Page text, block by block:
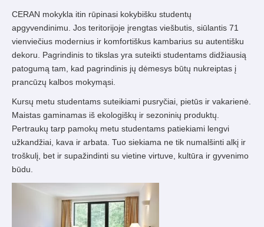
CERAN mokykla itin rūpinasi kokybišku studentų
apgyvendinimu. Jos teritorijoje įrengtas viešbutis, siūlantis 71
vienviečius modernius ir komfortiškus kambarius su autentišku
dekoru. Pagrindinis to tikslas yra suteikti studentams didžiausią
patogumą tam, kad pagrindinis jų dėmesys būtų nukreiptas į
prancūzų kalbos mokymąsi.
Kursų metu studentams suteikiami pusryčiai, pietūs ir vakarienė.
Maistas gaminamas iš ekologiškų ir sezoninių produktų.
Pertraukų tarp pamokų metu studentams patiekiami lengvi
užkandžiai, kava ir arbata. Tuo siekiama ne tik numalšinti alkį ir
troškulį, bet ir supažindinti su vietine virtuve, kultūra ir gyvenimo
būdu.